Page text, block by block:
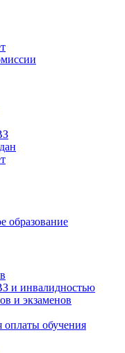
образование
и инвалидностью
и экзаменов
оплаты обучения